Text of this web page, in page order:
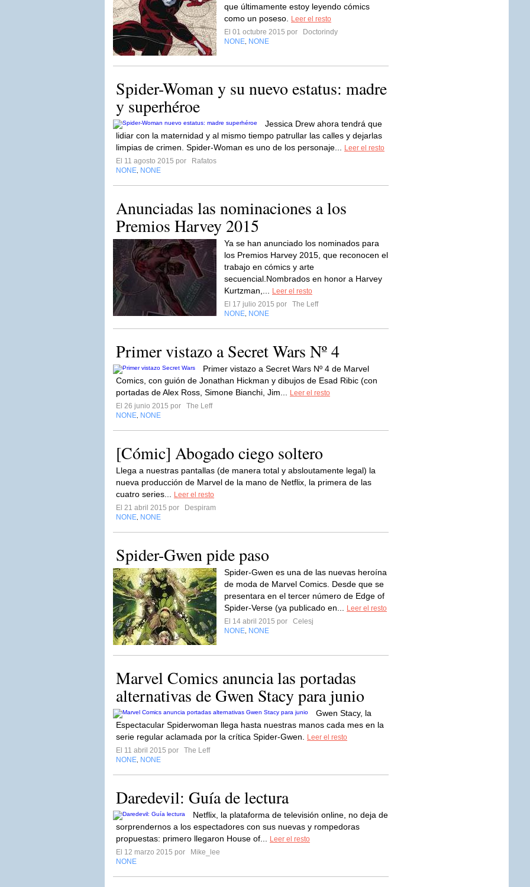
que últimamente estoy leyendo cómics
como un poseso.
Leer el resto
El 01 octubre 2015 por
Doctorindy
NONE NONE
Spider-Woman y su nuevo estatus: madre
y superhéroe
Jessica Drew ahora tendrá que
lidiar con la maternidad y al mismo tiempo patrullar las calles y dejarlas
limpias de crimen. Spider-Woman es uno de los personaje...
Leer el resto
El 11 agosto 2015 por
Rafatos
NONE NONE
Anunciadas las nominaciones a los
Premios Harvey 2015
Ya se han anunciado los nominados para
los Premios Harvey 2015, que reconocen el
trabajo en cómics y arte
secuencial.Nombrados en honor a Harvey
Kurtzman,...
Leer el resto
El 17 julio 2015 por
The Leff
NONE NONE
Primer vistazo a Secret Wars Nº 4
Primer vistazo a Secret Wars Nº 4 de Marvel
Comics, con guión de Jonathan Hickman y dibujos de Esad Ribic (con
portadas de Alex Ross, Simone Bianchi, Jim...
Leer el resto
El 26 junio 2015 por
The Leff
NONE NONE
[Cómic] Abogado ciego soltero
Llega a nuestras pantallas (de manera total y absloutamente legal) la
nueva producción de Marvel de la mano de Netflix, la primera de las
cuatro series...
Leer el resto
El 21 abril 2015 por
Despiram
NONE NONE
Spider-Gwen pide paso
Spider-Gwen es una de las nuevas heroína
de moda de Marvel Comics. Desde que se
presentara en el tercer número de Edge of
Spider-Verse (ya publicado en...
Leer el resto
El 14 abril 2015 por
Celesj
NONE NONE
Marvel Comics anuncia las portadas
alternativas de Gwen Stacy para junio
Gwen Stacy, la
Espectacular Spiderwoman llega hasta nuestras manos cada mes en la
serie regular aclamada por la crítica Spider-Gwen.
Leer el resto
El 11 abril 2015 por
The Leff
NONE NONE
Daredevil: Guía de lectura
Netflix, la plataforma de televisión online, no deja de
sorprendernos a los espectadores con sus nuevas y rompedoras
propuestas: primero llegaron House of...
Leer el resto
El 12 marzo 2015 por
Mike_lee
NONE